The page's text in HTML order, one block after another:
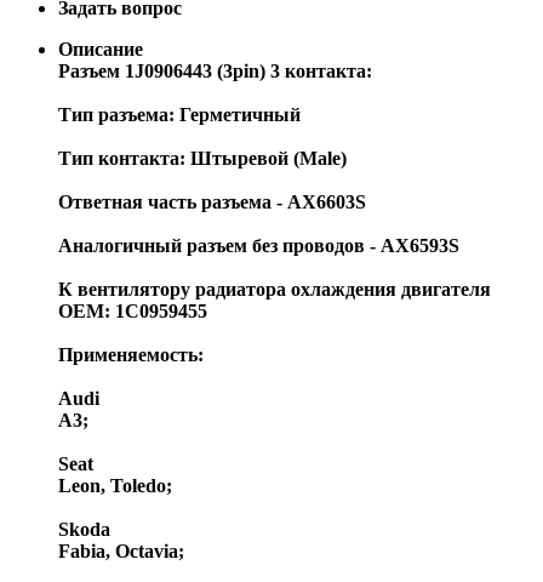
Задать вопрос
Описание
Разъем 1J0906443 (3pin) 3 контакта:
Тип разъема: Герметичный
Тип контакта: Штыревой (Male)
Ответная часть разъема - AX6603S
Аналогичный разъем без проводов - AX6593S
К вентилятору радиатора охлаждения двигателя
OEM: 1C0959455
Применяемость:
Audi
A3;
Seat
Leon, Toledo;
Skoda
Fabia, Octavia;